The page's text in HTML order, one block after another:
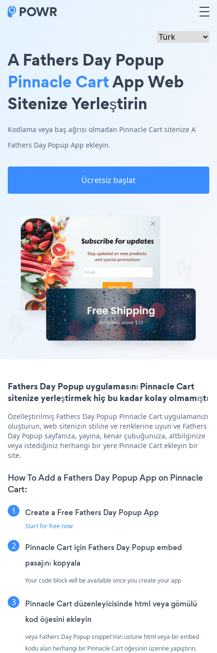
A Fathers Day Popup
Pinnacle CartApp Web
Sitenize Yerleştirin
Kodlama veya baş ağrısı olmadan Pinnacle Cart sitenize A
Fathers Day Popup App ekleyin.
Ücretsiz başlat
Fathers Day Popup uygulamasını Pinnacle Cart
sitenize yerleştirmek hiç bu kadar kolay olmamıştı
Özelleştirilmiş Fathers Day Popup Pinnacle Cart uygulamanızı
oluşturun, web sitenizin stiline ve renklerine uyun ve Fathers
Day Popup sayfanıza, yayına, kenar çubuğunuza, altbilginize
veya istediğiniz herhangi bir yere Pinnacle Cart ekleyin bir
site.
How To Add a Fathers Day Popup App on Pinnacle
Cart:
Create a Free Fathers Day Popup App
Start for free now
Pinnacle Cart için Fathers Day Popup embed
pasajını kopyala
Your code block will be available once you create your app
Pinnacle Cart düzenleyicisinde html veya gömülü
kod öğesini ekleyin
veya Fathers Day Popup snippet'inin üstüne html veya bir embed
kodu alan herhangi bir Pinnacle Cart öğesinin üzerine yapıştırın.